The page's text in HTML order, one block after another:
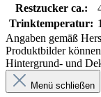
Restzucker ca.:
Trinktemperatur:
Angaben gemäß
Produktbilder
Hintergrund- und
Menü schließen